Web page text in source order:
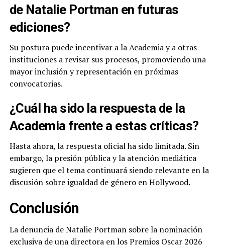
de Natalie Portman en futuras
ediciones?
Su postura puede incentivar a la Academia y a otras
instituciones a revisar sus procesos, promoviendo una
mayor inclusión y representación en próximas
convocatorias.
¿Cuál ha sido la respuesta de la
Academia frente a estas críticas?
Hasta ahora, la respuesta oficial ha sido limitada. Sin
embargo, la presión pública y la atención mediática
sugieren que el tema continuará siendo relevante en la
discusión sobre igualdad de género en Hollywood.
Conclusión
La denuncia de Natalie Portman sobre la nominación
exclusiva de una directora en los Premios Oscar 2026